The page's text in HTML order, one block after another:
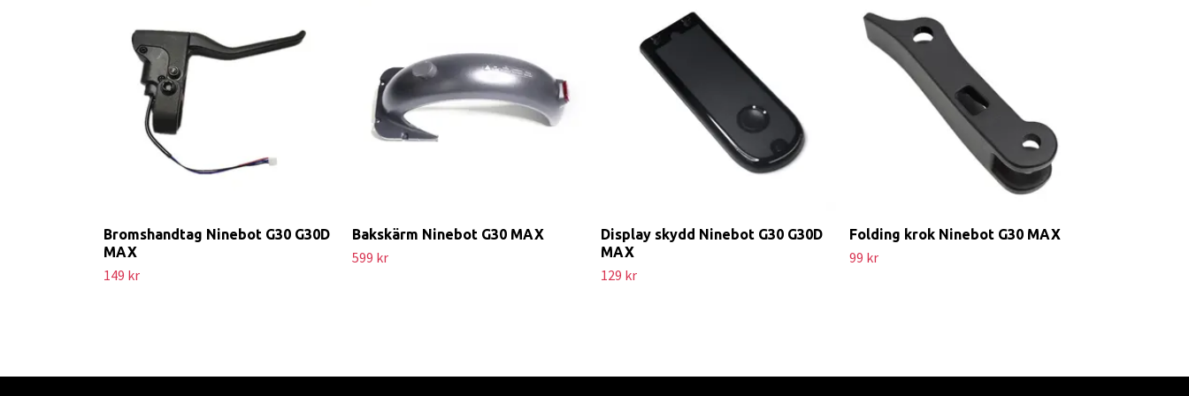
Bromshandtag Ninebot G30 G30D
MAX
149 kr
Bakskärm Ninebot G30 MAX
599 kr
Display skydd Ninebot G30 G30D
MAX
129 kr
Folding krok Ninebot G30 MAX
99 kr